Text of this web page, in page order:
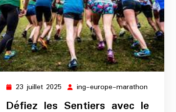
23 juillet 2025 23
juillet
ing-europe-marathon
Défiez les Sentiers avec le